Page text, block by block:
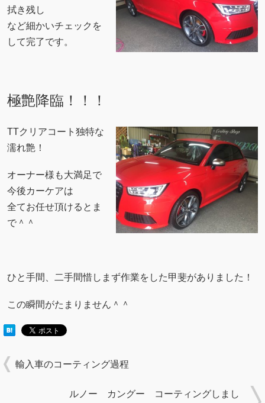
拭き残し
など細かいチェックを
して完了です。
極艶降臨！！！
TTクリアコート独特な
濡れ艶！
オーナー様も大満足で
今後カーケアは
全てお任せ頂けるとま
で＾＾
ひと手間、二手間惜しまず作業をした甲斐がありました！
この瞬間がたまりません＾＾
輸入車のコーティング過程
ルノー カングー コーティングしまし